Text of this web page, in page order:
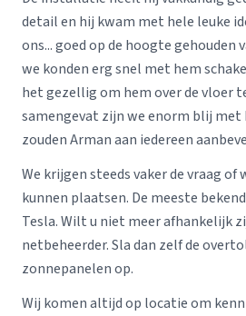
detail en hij kwam met hele leuke
ons... goed op de hoogte gehouden
we konden erg snel met hem
het gezellig om hem over de vloer
samengevat zijn we enorm blij
zouden Arman aan iedereen
We krijgen steeds vaker de vraag of
kunnen plaatsen. De meeste
Tesla. Wilt u niet meer afhankelijk
netbeheerder. Sla dan zelf de
zonnepanelen op.
Wij komen altijd op locatie om